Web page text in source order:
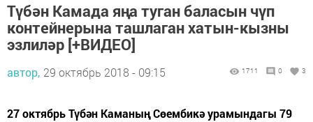
Түбән Камада яңа туган баласын чүп
контейнерына ташлаган хатын-кызны
эзлиләр [+ВИДЕО]
автор, 29 октябрь 2018 - 09:15 1711 0 3
27 октябрь Түбән Каманың Сөембикә урамындагы 79